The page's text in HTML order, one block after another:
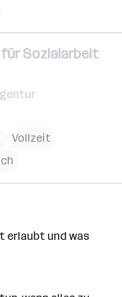
Sozialarbeit
Vollzeit
erlaubt und was